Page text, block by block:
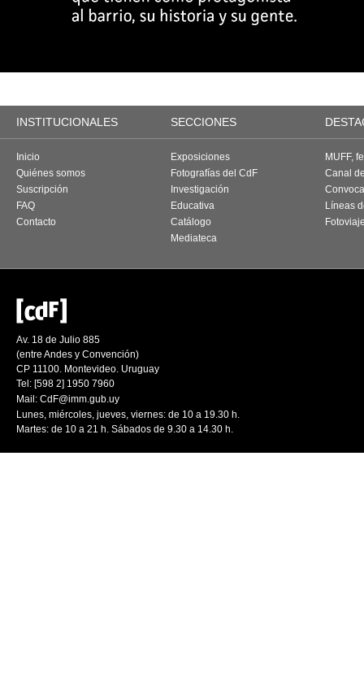
INSTITUCIONALES SECCIONES
Inicio
Quiénes somos
Suscripción
FAQ
Contacto
Exposiciones
Fotografías del CdF
Investigación
Educativa
Catálogo
Mediateca
MUFF,
Canal
Líneas
Av. 18 de Julio 885
(entre Andes y Convención)
CP 11100. Montevideo. Uruguay
Tel: [598 2] 1950 7960
Mail: CdF@imm.gub.uy
Lunes, miércoles, jueves, viernes: de 10 a 19.30 h.
Martes: de 10 a 21 h. Sábados de 9.30 a 14.30 h.